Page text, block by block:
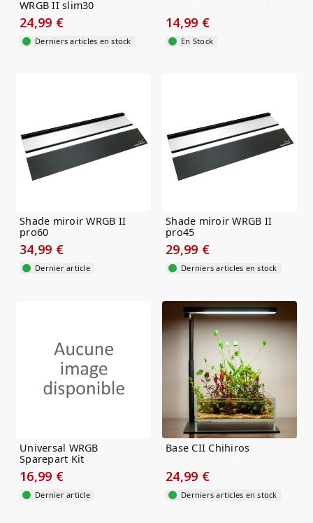
WRGB II slim30
24,99 €
Derniers articles en stock
14,99 €
En Stock
Shade miroir WRGB II
pro60
34,99 €
Dernier article
Shade miroir WRGB II
pro45
29,99 €
Derniers articles en stock
Universal WRGB
Sparepart Kit
16,99 €
Dernier article
Base CII Chihiros
24,99 €
Derniers articles en stock